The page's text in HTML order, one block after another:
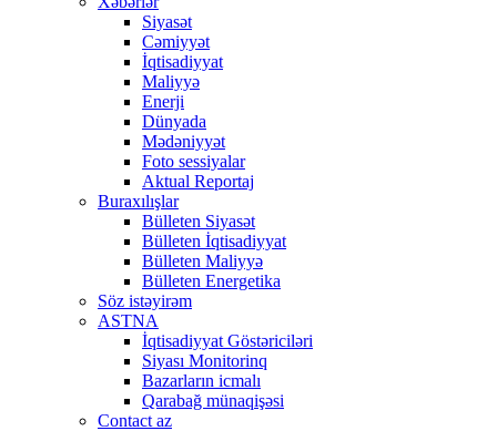
Siyasət
Cəmiyyət
İqtisadiyyat
Maliyyə
Enerji
Dünyada
Mədəniyyət
Foto sessiyalar
Aktual Reportaj
Buraxılışlar
Bülleten Siyasət
Bülleten İqtisadiyyat
Bülleten Maliyyə
Bülleten Energetika
Söz istəyirəm
ASTNA
İqtisadiyyat Göstəriciləri
Siyası Monitorinq
Bazarların icmalı
Qarabağ münaqişəsi
Contact az